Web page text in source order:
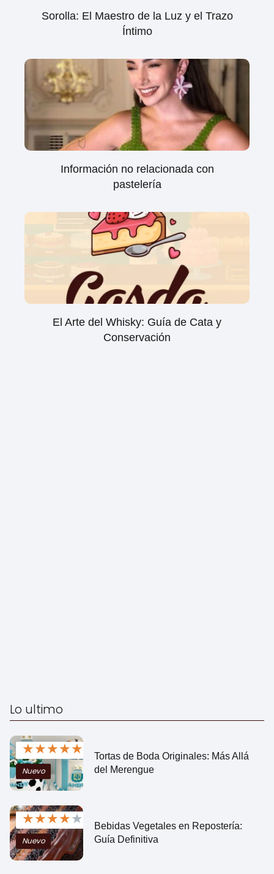
Sorolla: El Maestro de la Luz y el Trazo
Íntimo
Información no relacionada con
pastelería
El Arte del Whisky: Guía de Cata y
Conservación
Lo ultimo
★★★★★
Nuevo
Tortas de Boda Originales: Más Allá
del Merengue
★★★★★
Nuevo
Bebidas Vegetales en Repostería:
Guía Definitiva